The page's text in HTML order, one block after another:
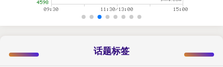
话题标签